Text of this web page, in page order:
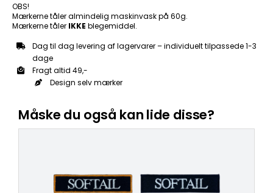
OBS!
Mærkerne tåler almindelig maskinvask på 60g.
Mærkerne tåler IKKE blegemiddel.
Dag til dag levering af lagervarer – individuelt tilpassede 1-3
dage
Fragt altid 49,-
Design selv mærker
Måske du også kan lide disse?